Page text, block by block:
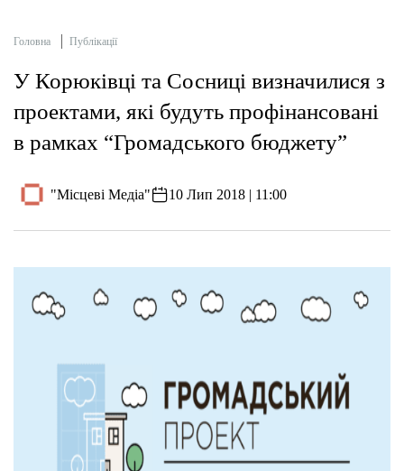
Головна Публікації
У Корюківці та Сосниці визначилися з
проектами, які будуть профінансовані
в рамках “Громадського бюджету”
"Місцеві Медіа" 10 Лип 2018 | 11:00